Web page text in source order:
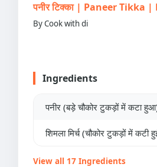
पनीर टिक्का | Paneer Tikka
By Cook with di
Ingredients
पनीर (बड़े चौकोर टुकड़ों में कटा
शिमला मिर्च (चौकोर टुकड़ों में कटी
View all 17 Ingredients